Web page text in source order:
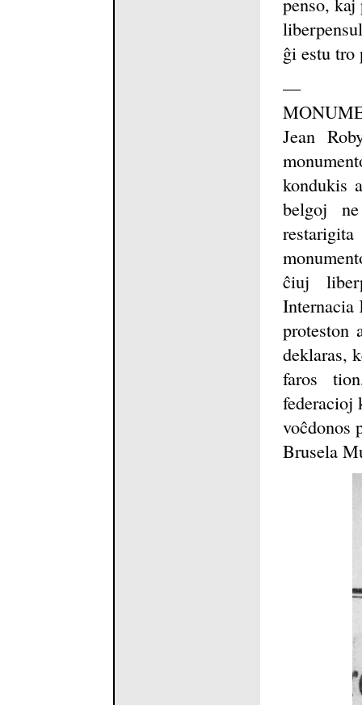
ĝi estu tro
—
Jean
kondukis
belgoj
ĉiuj
Internacia
proteston
deklaras,
faros
federacioj
voĉdonos
Brusela